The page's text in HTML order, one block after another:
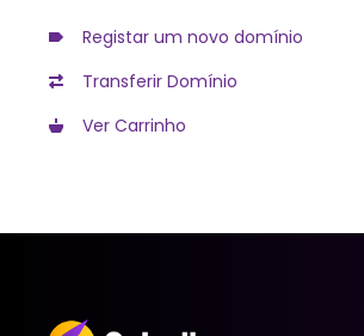
Registar um novo domínio
Transferir Domínio
Ver Carrinho